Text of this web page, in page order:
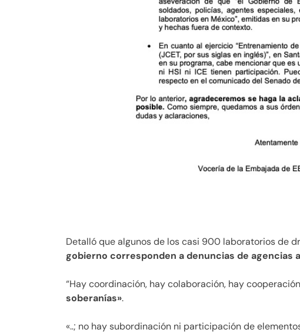
Detalló que algunos de los casi 900 laboratorios de
gobierno corresponden a denuncias de agencias
“Hay coordinación, hay colaboración, hay
soberanías».
«..; no hay subordinación ni participación de